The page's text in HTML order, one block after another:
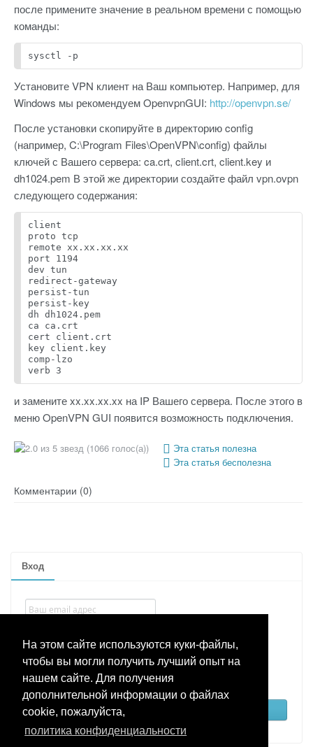
На этом сайте используются куки-файлы,
чтобы вы могли получить лучший опыт на
нашем сайте. Для получения
дополнительной информации о файлах
cookie, пожалуйста,
политика конфиденциальности
Вход
Запомнить меня
Забыли пароль
после примените значение в реальном времени с помощью
команды:
sysctl -p
Установите VPN клиент на Ваш компьютер. Например, для
Windows мы рекомендуем OpenvpnGUI: http://openvpn.se/
После установки скопируйте в директорию config
(например, C:\Program Files\OpenVPN\config) файлы
ключей с Вашего сервера: ca.crt, client.crt, client.key и
dh1024.pem В этой же директории создайте файл vpn.ovpn
следующего содержания:
client
proto tcp
remote xx.xx.xx.xx
port 1194
dev tun
redirect-gateway
persist-tun
persist-key
dh dh1024.pem
ca ca.crt
cert client.crt
key client.key
comp-lzo
verb 3
и замените xx.xx.xx.xx на IP Вашего сервера. После этого в
меню OpenVPN GUI появится возможность подключения.
(1066 голос(а))
Эта статья полезна
Эта статья бесполезна
Комментарии (0)